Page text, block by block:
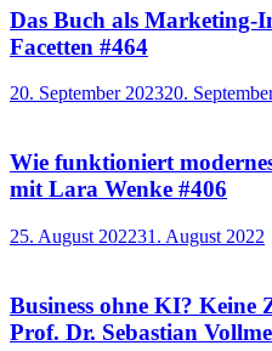
Das Buch als Marketing-
Facetten #464
20. September 202320.
Wie funktioniert
mit Lara Wenke #406
25. August 202231. August 2022
Business ohne KI?
Prof. Dr. Sebastian